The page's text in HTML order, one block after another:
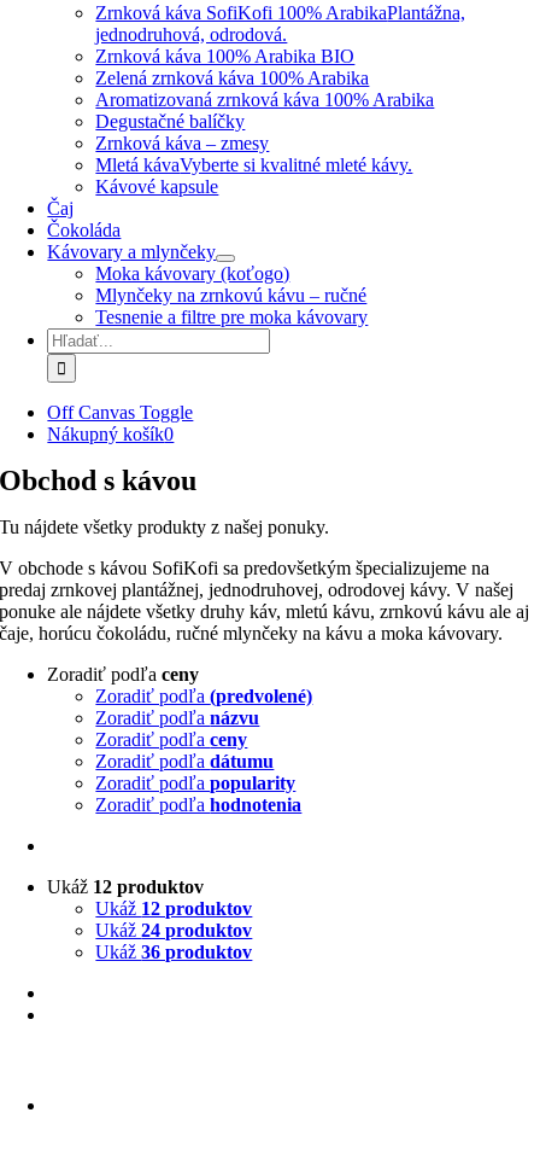
Zrnková káva SofiKofi 100% ArabikaPlantážna,
jednodruhová, odrodová.
Zrnková káva 100% Arabika BIO
Zelená zrnková káva 100% Arabika
Aromatizovaná zrnková káva 100% Arabika
Degustačné balíčky
Zrnková káva – zmesy
Mletá kávaVyberte si kvalitné mleté kávy.
Kávové kapsule
Čaj
Čokoláda
Kávovary a mlynčeky
Moka kávovary (koťogo)
Mlynčeky na zrnkovú kávu – ručné
Tesnenie a filtre pre moka kávovary
Hľadať:
Off Canvas Toggle
Nákupný košík0
Obchod s kávou
Tu nájdete všetky produkty z našej ponuky.
V obchode s kávou SofiKofi sa predovšetkým špecializujeme na
predaj zrnkovej plantážnej, jednodruhovej, odrodovej kávy. V našej
ponuke ale nájdete všetky druhy káv, mletú kávu, zrnkovú kávu ale aj
čaje, horúcu čokoládu, ručné mlynčeky na kávu a moka kávovary.
Zoradiť podľaceny
Zoradiť podľa(predvolené)
Zoradiť podľanázvu
Zoradiť podľaceny
Zoradiť podľadátumu
Zoradiť podľapopularity
Zoradiť podľahodnotenia
Ukáž 12 produktov
Ukáž 12 produktov
Ukáž24 produktov
Ukáž36 produktov